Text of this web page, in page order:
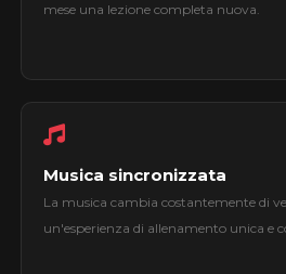
mese una lezione completa nuova.
Musica sincronizzata
La musica cambia costantemente di
un'esperienza di allenamento unica e